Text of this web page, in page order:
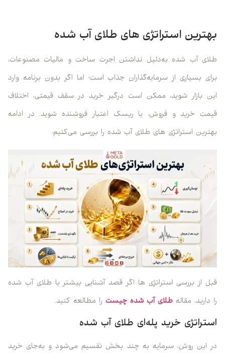
بهترین استراتژی های طلای آب شده
طلای آب شده به‌دلیل نداشتن اجرت ساخت و مالیات مصنوعات،
برای بسیاری از سرمایه‌گذاران جذاب است؛ اما اگر بدون برنامه وارد
این بازار شوید، ممکن است درگیر خرید در سقف قیمتی، اختلاف
قیمت خرید و فروش، یا ریسک اعتبار فروشنده شوید. در ادامه
بهترین استراتژی های طلای آب شده را بررسی می‌کنیم:
قبل از بررسی استراتژی ها اگر قصد آشنایی بیشتر با طلای آب شده
را دارید، مقاله طلای آب شده چیست را مطالعه کنید.
استراتژی خرید پله‌ای طلای آب شده
در این روش، سرمایه به چند بخش تقسیم می‌شود و به‌جای خرید